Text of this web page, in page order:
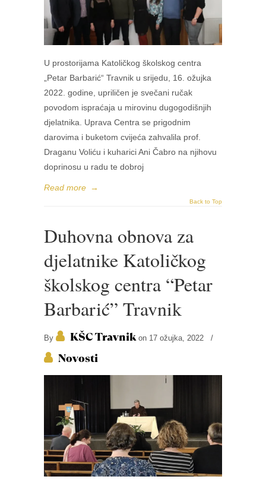
U prostorijama Katoličkog školskog centra
„Petar Barbarić“ Travnik u srijedu, 16. ožujka
2022. godine, upriličen je svečani ručak
povodom ispraćaja u mirovinu dugogodišnjih
djelatnika. Uprava Centra se prigodnim
darovima i buketom cvijeća zahvalila prof.
Draganu Voliću i kuharici Ani Čabro na njihovu
doprinosu u radu te dobroj
Read more →
Back to Top
Duhovna obnova za
djelatnike Katoličkog
školskog centra “Petar
Barbarić” Travnik
By KŠC Travnik on 17 ožujka, 2022 /
Novosti